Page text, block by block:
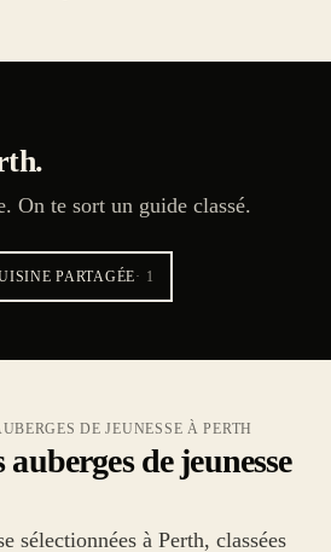
On te sort un guide classé.
PARTAGÉE· 1
DE JEUNESSE À PERTH
de jeunesse
sélectionnées à Perth, classées